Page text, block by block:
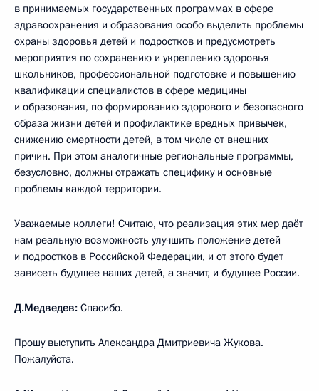
в принимаемых государственных программах в сфере
здравоохранения и образования особо выделить проблемы
охраны здоровья детей и подростков и предусмотреть
мероприятия по сохранению и укреплению здоровья
школьников, профессиональной подготовке и повышению
квалификации специалистов в сфере медицины
и образования, по формированию здорового и безопасного
образа жизни детей и профилактике вредных привычек,
снижению смертности детей, в том числе от внешних
причин. При этом аналогичные региональные программы,
безусловно, должны отражать специфику и основные
проблемы каждой территории.
Уважаемые коллеги! Считаю, что реализация этих мер даёт
нам реальную возможность улучшить положение детей
и подростков в Российской Федерации, и от этого будет
зависеть будущее наших детей, а значит, и будущее России.
Д.Медведев: Спасибо.
Прошу выступить Александра Дмитриевича Жукова.
Пожалуйста.